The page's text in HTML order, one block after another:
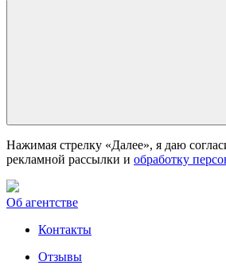
Нажимая стрелку «Далее», я даю
рекламной рассылки и обработку
Об агентстве
Контакты
Отзывы